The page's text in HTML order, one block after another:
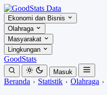
Ekonomi dan Bisnis
Olahraga
Masyarakat
Lingkungan
GoodStats
Masuk
Beranda Statistik Olahraga